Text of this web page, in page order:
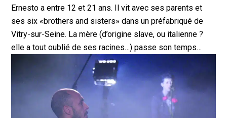
Ernesto a entre 12 et 21 ans. Il vit avec ses parents et
ses six «brothers and sisters» dans un préfabriqué de
Vitry-sur-Seine. La mère (d’origine slave, ou italienne ?
elle a tout oublié de ses racines…) passe son temps…